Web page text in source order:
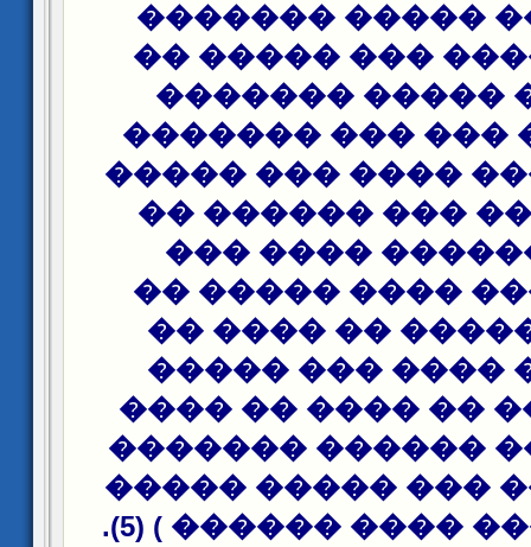
��� �����
����� ����� ���
������� �����
�������� ���
���� ������ ����
������ * �� ���
����� ������
������ ��� ����
������ �����
����� �� ����
���� * ���� ��
������ ���
�� ������� ���
������� ��� ����